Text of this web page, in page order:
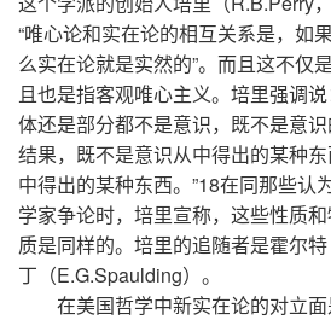
“唯心论和实在论的相互关系是，如
么实在论就是实然的”。而且这不仅
且也是指客观唯心主义。培里强调
体还是部分都不是意识，既不是意
结果，既不是意识从中得出的某种
中得出的某种东西。”18在同那些认
学家争论时，培里宣称，这些性质
质是同样的。培里的追随者是霍尔
丁（E.G.Spaulding）。
在美国哲学中新实在论的对立面